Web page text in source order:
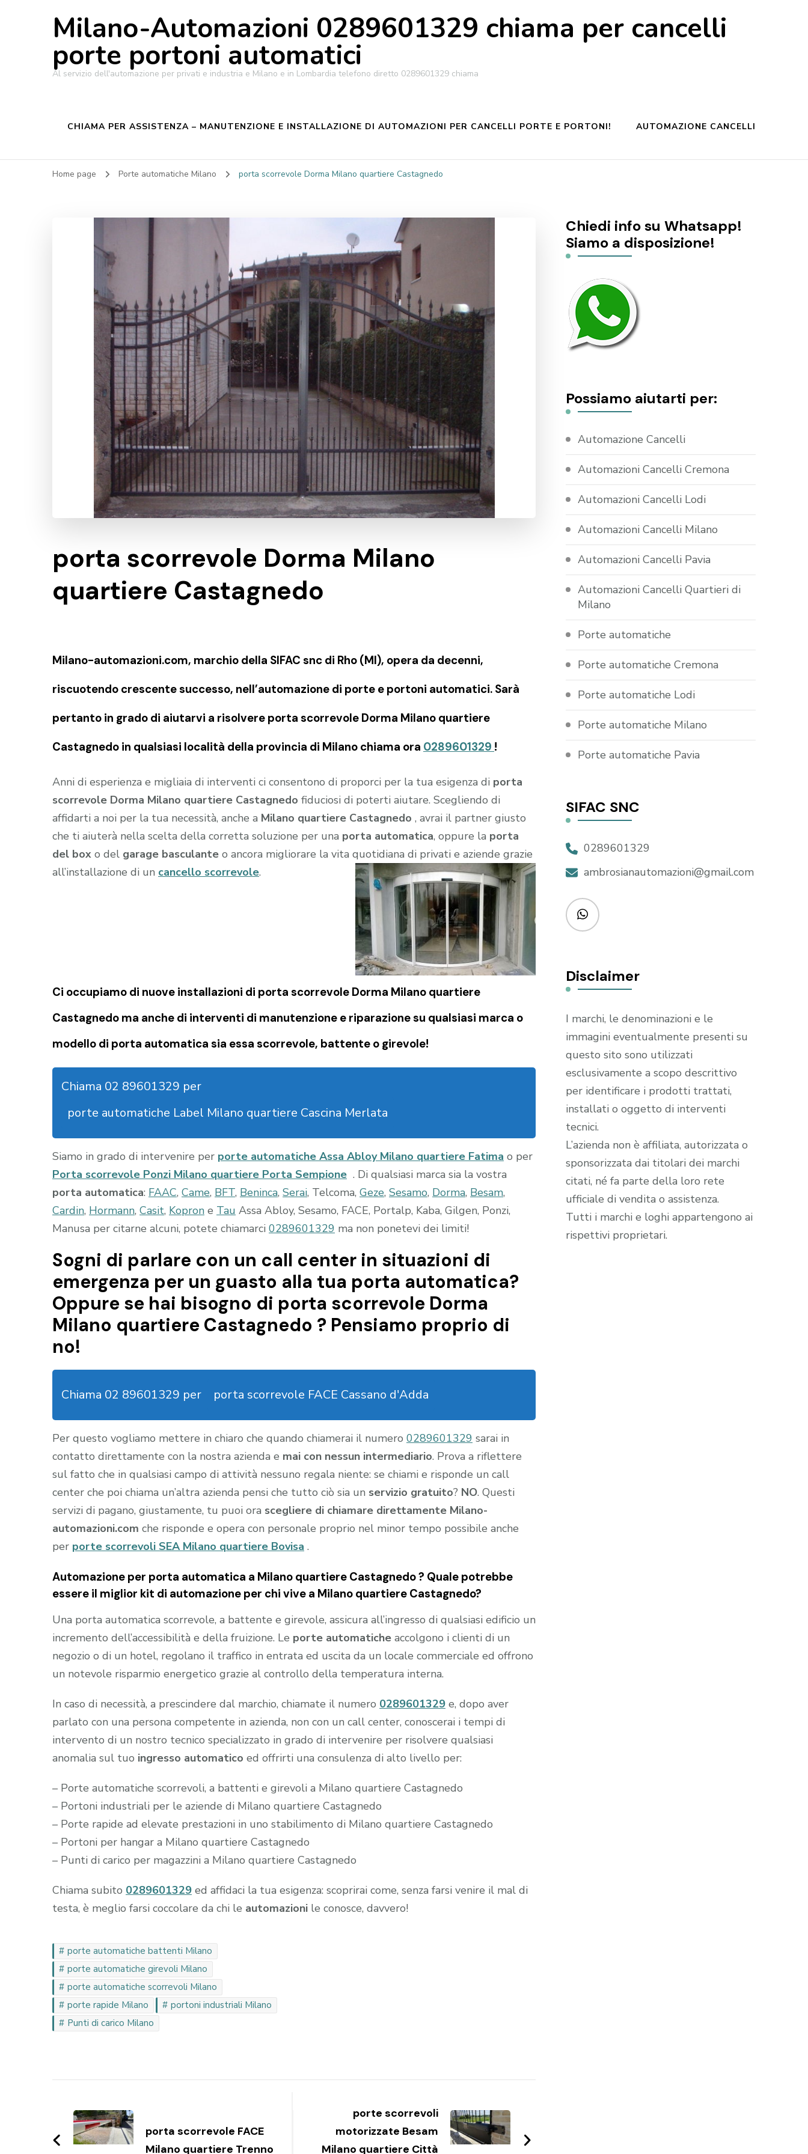
Milano-Automazioni 0289601329 chiama per cancelli
porte portoni automatici
Al servizio dell'automazione per privati e industria e Milano e in Lombardia telefono diretto 0289601329 chiama
CHIAMA PER ASSISTENZA – MANUTENZIONE E INSTALLAZIONE DI AUTOMAZIONI PER CANCELLI PORTE E PORTONI! AUTOMAZIONE CANCELLI
Home page Porte automatiche Milano porta scorrevole Dorma Milano quartiere Castagnedo
porta scorrevole Dorma Milano
quartiere Castagnedo
Milano-automazioni.com, marchio della SIFAC snc di Rho (MI), opera da decenni,
riscuotendo crescente successo, nell’automazione di porte e portoni automatici. Sarà
pertanto in grado di aiutarvi a risolvere porta scorrevole Dorma Milano quartiere
Castagnedo in qualsiasi località della provincia di Milano chiama ora 0289601329 !
Anni di esperienza e migliaia di interventi ci consentono di proporci per la tua esigenza di porta
scorrevole Dorma Milano quartiere Castagnedo fiduciosi di poterti aiutare. Scegliendo di
affidarti a noi per la tua necessità, anche a Milano quartiere Castagnedo , avrai il partner giusto
che ti aiuterà nella scelta della corretta soluzione per una porta automatica, oppure la porta
del box o del garage basculante o ancora migliorare la vita quotidiana di privati e aziende grazie
all’installazione di un cancello scorrevole.
Ci occupiamo di nuove installazioni di porta scorrevole Dorma Milano quartiere
Castagnedo ma anche di interventi di manutenzione e riparazione su qualsiasi marca o
modello di porta automatica sia essa scorrevole, battente o girevole!
Chiama 02 89601329 per
porte automatiche Label Milano quartiere Cascina Merlata
Siamo in grado di intervenire per porte automatiche Assa Abloy Milano quartiere Fatima o per
Porta scorrevole Ponzi Milano quartiere Porta Sempione . Di qualsiasi marca sia la vostra
porta automatica: FAAC, Came, BFT, Beninca, Serai, Telcoma, Geze, Sesamo, Dorma, Besam,
Cardin, Hormann, Casit, Kopron e Tau Assa Abloy, Sesamo, FACE, Portalp, Kaba, Gilgen, Ponzi,
Manusa per citarne alcuni, potete chiamarci 0289601329 ma non ponetevi dei limiti!
Sogni di parlare con un call center in situazioni di
emergenza per un guasto alla tua porta automatica?
Oppure se hai bisogno di porta scorrevole Dorma
Milano quartiere Castagnedo ? Pensiamo proprio di
no!
Chiama 02 89601329 per porta scorrevole FACE Cassano d'Adda
Per questo vogliamo mettere in chiaro che quando chiamerai il numero 0289601329 sarai in
contatto direttamente con la nostra azienda e mai con nessun intermediario. Prova a riflettere
sul fatto che in qualsiasi campo di attività nessuno regala niente: se chiami e risponde un call
center che poi chiama un’altra azienda pensi che tutto ciò sia un servizio gratuito? NO. Questi
servizi di pagano, giustamente, tu puoi ora scegliere di chiamare direttamente Milano-
automazioni.com che risponde e opera con personale proprio nel minor tempo possibile anche
per porte scorrevoli SEA Milano quartiere Bovisa .
Automazione per porta automatica a Milano quartiere Castagnedo ? Quale potrebbe
essere il miglior kit di automazione per chi vive a Milano quartiere Castagnedo?
Una porta automatica scorrevole, a battente e girevole, assicura all’ingresso di qualsiasi edificio un
incremento dell’accessibilità e della fruizione. Le porte automatiche accolgono i clienti di un
negozio o di un hotel, regolano il traffico in entrata ed uscita da un locale commerciale ed offrono
un notevole risparmio energetico grazie al controllo della temperatura interna.
In caso di necessità, a prescindere dal marchio, chiamate il numero 0289601329 e, dopo aver
parlato con una persona competente in azienda, non con un call center, conoscerai i tempi di
intervento di un nostro tecnico specializzato in grado di intervenire per risolvere qualsiasi
anomalia sul tuo ingresso automatico ed offrirti una consulenza di alto livello per:
– Porte automatiche scorrevoli, a battenti e girevoli a Milano quartiere Castagnedo
– Portoni industriali per le aziende di Milano quartiere Castagnedo
– Porte rapide ad elevate prestazioni in uno stabilimento di Milano quartiere Castagnedo
– Portoni per hangar a Milano quartiere Castagnedo
– Punti di carico per magazzini a Milano quartiere Castagnedo
Chiama subito 0289601329 ed affidaci la tua esigenza: scoprirai come, senza farsi venire il mal di
testa, è meglio farsi coccolare da chi le automazioni le conosce, davvero!
porte automatiche battenti Milano
porte automatiche girevoli Milano
porte automatiche scorrevoli Milano
porte rapide Milano
portoni industriali Milano
Punti di carico Milano
articoli
porta scorrevole FACE
Milano quartiere Trenno
porte scorrevoli
motorizzate Besam
Milano quartiere Città
Chiedi info su Whatsapp!
Siamo a disposizione!
Possiamo aiutarti per:
Automazione Cancelli
Automazioni Cancelli Cremona
Automazioni Cancelli Lodi
Automazioni Cancelli Milano
Automazioni Cancelli Pavia
Automazioni Cancelli Quartieri di
Milano
Porte automatiche
Porte automatiche Cremona
Porte automatiche Lodi
Porte automatiche Milano
Porte automatiche Pavia
SIFAC SNC
0289601329
ambrosianautomazioni@gmail.com
Disclaimer
I marchi, le denominazioni e le
immagini eventualmente presenti su
questo sito sono utilizzati
esclusivamente a scopo descrittivo
per identificare i prodotti trattati,
installati o oggetto di interventi
tecnici.
L’azienda non è affiliata, autorizzata o
sponsorizzata dai titolari dei marchi
citati, né fa parte della loro rete
ufficiale di vendita o assistenza.
Tutti i marchi e loghi appartengono ai
rispettivi proprietari.